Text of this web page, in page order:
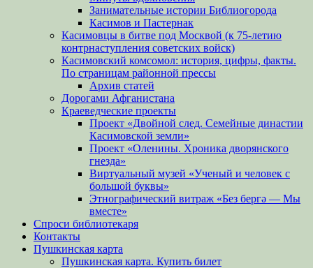
Занимательные истории Библиогорода
Касимов и Пастернак
Касимовцы в битве под Москвой (к 75-летию
контрнаступления советских войск)
Касимовский комсомол: история, цифры, факты.
По страницам районной прессы
Архив статей
Дорогами Афганистана
Краеведческие проекты
Проект «Двойной след. Семейные династии
Касимовской земли»
Проект «Оленины. Хроника дворянского
гнезда»
Виртуальный музей «Ученый и человек с
большой буквы»
Этнографический витраж «Без бергə — Мы
вместе»
Спроси библиотекаря
Контакты
Пушкинская карта
Пушкинская карта. Купить билет